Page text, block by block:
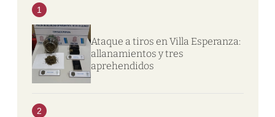
1
Ataque a tiros en Villa Esperanza:
allanamientos y tres
aprehendidos
2